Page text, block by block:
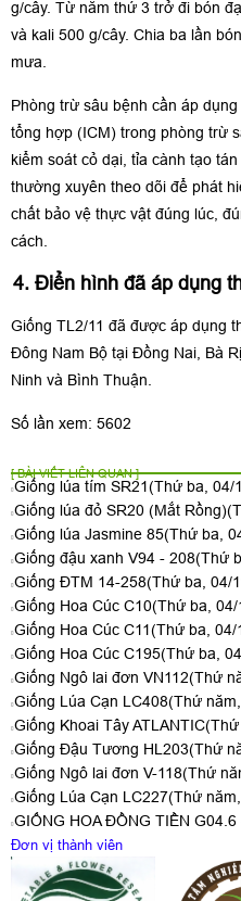
g/cây. Từ năm thứ 3 trở đi bón
và kali 500 g/cây. Chia ba lần
mưa.
Phòng trừ sâu bệnh cần áp
tổng hợp (ICM) trong phòng trừ
kiểm soát cỏ dại, tỉa cành tạo
thường xuyên theo dõi để phát
chất bảo vệ thực vật đúng lúc,
cách.
4. Điển hình đã áp dụng
Giống TL2/11 đã được áp dụng
Đông Nam Bộ tại Đồng Nai, Bà
Ninh và Bình Thuận.
Số lần xem: 5602
[ BÀI VIẾT LIÊN QUAN ]
Giống lúa tím SR21(Thứ ba, 04/
Giống lúa đỏ SR20 (Mắt Rồng)
Giống lúa Jasmine 85(Thứ ba,
Giống đậu xanh V94 - 208(Thứ
Giống ĐTM 14-258(Thứ ba, 04/
Giống Hoa Cúc C10(Thứ ba, 04/
Giống Hoa Cúc C11(Thứ ba, 04/
Giống Hoa Cúc C195(Thứ ba,
Giống Ngô lai đơn VN112(Thứ
Giống Lúa Cạn LC408(Thứ
Giống Khoai Tây ATLANTIC(Thứ
Giống Đậu Tương HL203(Thứ
Giống Ngô lai đơn V-118(Thứ
Giống Lúa Cạn LC227(Thứ
GIỐNG HOA ĐỒNG TIỀN G04.6
Đơn vị thành viên